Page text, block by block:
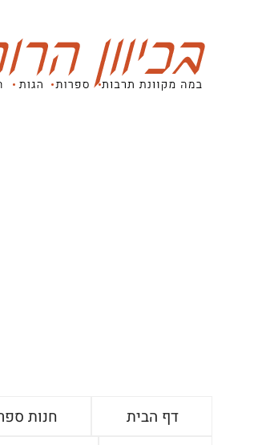
דף הבית חנות